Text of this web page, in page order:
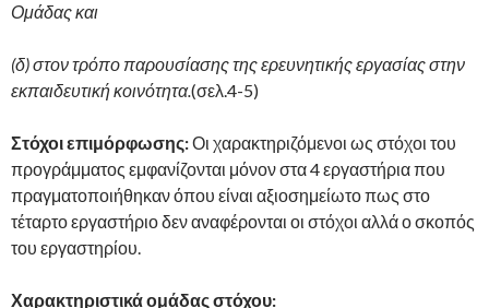
Ομάδας και
(δ) στον τρόπο παρουσίασης της ερευνητικής εργασίας στην
εκπαιδευτική κοινότητα.(σελ.4-5)
Στόχοι επιμόρφωσης:Οι χαρακτηριζόμενοι ως στόχοι του
προγράμματος εμφανίζονται μόνον στα 4 εργαστήρια που
πραγματοποιήθηκαν όπου είναι αξιοσημείωτο πως στο
τέταρτο εργαστήριο δεν αναφέρονται οι στόχοι αλλά ο σκοπός
του εργαστηρίου.
Χαρακτηριστικά ομάδας στόχου: